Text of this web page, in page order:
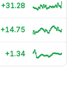
+31.28
+14.75
+1.34